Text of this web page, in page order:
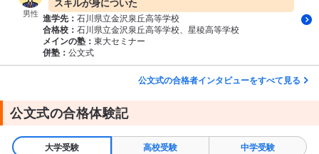
男性 進学先： 石川県立金沢泉丘高等学校
合格校： 石川県立金沢泉丘高等学校、星稜高等学校
メインの塾： 東大セミナー
併塾： 公文式
公文式の合格者インタビューをすべて見る
公文式の合格体験記
大学受験 高校受験 中学受験